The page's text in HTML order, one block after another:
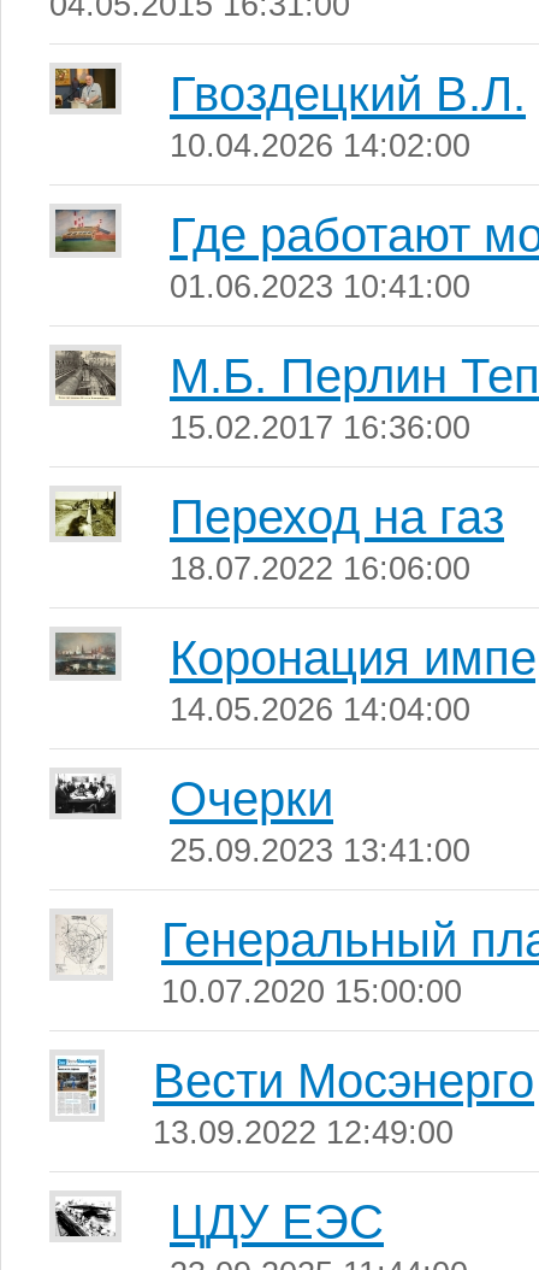
Гвоздецкий В.Л.
10.04.2026 14:02:00
Где работают
01.06.2023 10:41:00
М.Б. Перлин
15.02.2017 16:36:00
Переход на газ
18.07.2022 16:06:00
Коронация
14.05.2026 14:04:00
Очерки
25.09.2023 13:41:00
Генеральный
10.07.2020 15:00:00
Вести Мосэнерго
13.09.2022 12:49:00
ЦДУ ЕЭС